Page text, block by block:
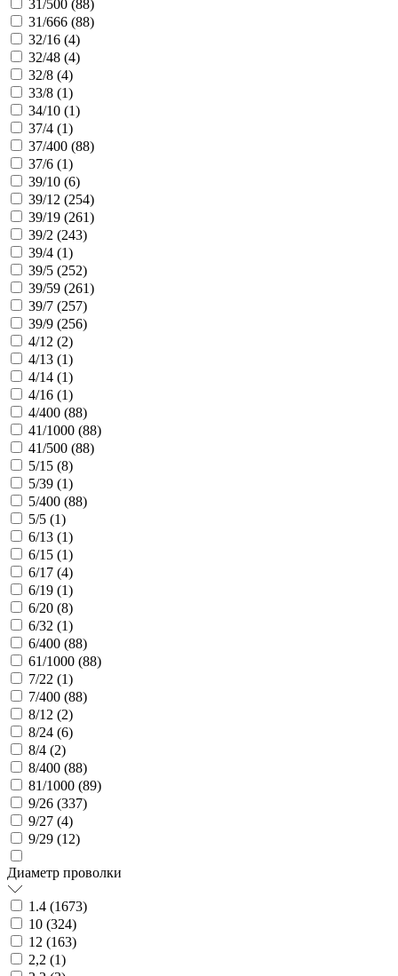
31/500 (88)
31/666 (88)
32/16 (4)
32/48 (4)
32/8 (4)
33/8 (1)
34/10 (1)
37/4 (1)
37/400 (88)
37/6 (1)
39/10 (6)
39/12 (254)
39/19 (261)
39/2 (243)
39/4 (1)
39/5 (252)
39/59 (261)
39/7 (257)
39/9 (256)
4/12 (2)
4/13 (1)
4/14 (1)
4/16 (1)
4/400 (88)
41/1000 (88)
41/500 (88)
5/15 (8)
5/39 (1)
5/400 (88)
5/5 (1)
6/13 (1)
6/15 (1)
6/17 (4)
6/19 (1)
6/20 (8)
6/32 (1)
6/400 (88)
61/1000 (88)
7/22 (1)
7/400 (88)
8/12 (2)
8/24 (6)
8/4 (2)
8/400 (88)
81/1000 (89)
9/26 (337)
9/27 (4)
9/29 (12)
Диаметр проволки
1.4 (1673)
10 (324)
12 (163)
2,2 (1)